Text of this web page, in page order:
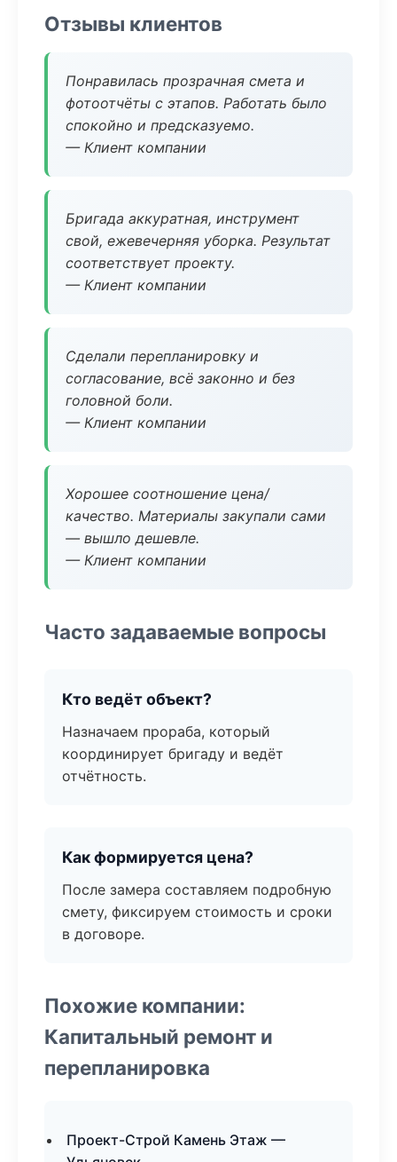
Отзывы клиентов
Понравилась прозрачная смета и
фотоотчёты с этапов. Работать было
спокойно и предсказуемо.
— Клиент компании
Бригада аккуратная, инструмент
свой, ежевечерняя уборка. Результат
соответствует проекту.
— Клиент компании
Сделали перепланировку и
согласование, всё законно и без
головной боли.
— Клиент компании
Хорошее соотношение цена/
качество. Материалы закупали сами
— вышло дешевле.
— Клиент компании
Часто задаваемые вопросы
Кто ведёт объект?
Назначаем прораба, который
координирует бригаду и ведёт
отчётность.
Как формируется цена?
После замера составляем подробную
смету, фиксируем стоимость и сроки
в договоре.
Похожие компании:
Капитальный ремонт и
перепланировка
Проект-Строй Камень Этаж —